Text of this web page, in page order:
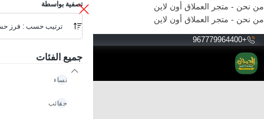
من نحن - متجر العملاق أون لاين
من نحن - متجر العملاق أون لاين
+967779964400
YER
تصفية بواسطة
ترتيب حسب : فرز
جميع الفئات
نساء
حقائب